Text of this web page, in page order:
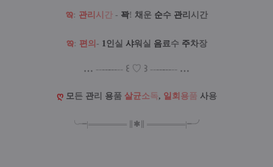
ఇ: 관리 시 간 - 꽉! 채 운 순수 관리 시간
ఇ: 편 의 - 1인실 샤워 실 음료수 주차장
… --------- ꒰ ♡ ꒱ --------- …
ღ 모든 관리 용품 살균소독, 일 회 용품 사용
╰╼|═══════ ✱ ═══════|╾╯